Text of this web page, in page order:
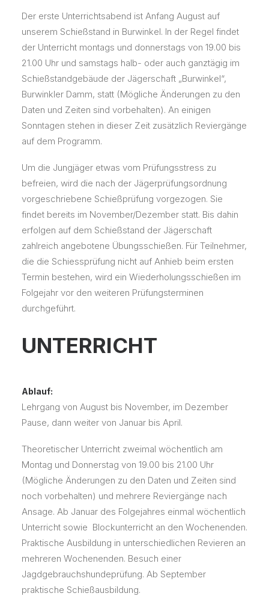
Der erste Unterrichtsabend ist Anfang August auf
unserem Schießstand in Burwinkel. In der Regel findet
der Unterricht montags und donnerstags von 19.00 bis
21.00 Uhr und samstags halb- oder auch ganztägig im
Schießstandgebäude der Jägerschaft „Burwinkel“,
Burwinkler Damm, statt (Mögliche Änderungen zu den
Daten und Zeiten sind vorbehalten). An einigen
Sonntagen stehen in dieser Zeit zusätzlich Reviergänge
auf dem Programm.
Um die Jungjäger etwas vom Prüfungsstress zu
befreien, wird die nach der Jägerprüfungsordnung
vorgeschriebene Schießprüfung vorgezogen. Sie
findet bereits im November/Dezember statt. Bis dahin
erfolgen auf dem Schießstand der Jägerschaft
zahlreich angebotene Übungsschießen. Für Teilnehmer,
die die Schiessprüfung nicht auf Anhieb beim ersten
Termin bestehen, wird ein Wiederholungsschießen im
Folgejahr vor den weiteren Prüfungsterminen
durchgeführt.
UNTERRICHT
Ablauf:
Lehrgang von August bis November, im Dezember
Pause, dann weiter von Januar bis April.
Theoretischer Unterricht zweimal wöchentlich am
Montag und Donnerstag von 19.00 bis 21.00 Uhr
(Mögliche Änderungen zu den Daten und Zeiten sind
noch vorbehalten) und mehrere Reviergänge nach
Ansage. Ab Januar des Folgejahres einmal wöchentlich
Unterricht sowie Blockunterricht an den Wochenenden.
Praktische Ausbildung in unterschiedlichen Revieren an
mehreren Wochenenden. Besuch einer
Jagdgebrauchshundeprüfung. Ab September
praktische Schießausbildung.